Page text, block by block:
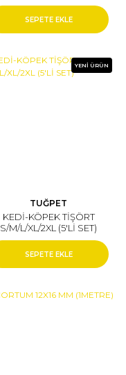
(5'Lİ SET)
SEPETE EKLE
YENİ ÜRÜN
TUĞPET
KEDİ-KÖPEK TİŞÖRT
S/M/L/XL/2XL (5'Lİ SET)
SEPETE EKLE